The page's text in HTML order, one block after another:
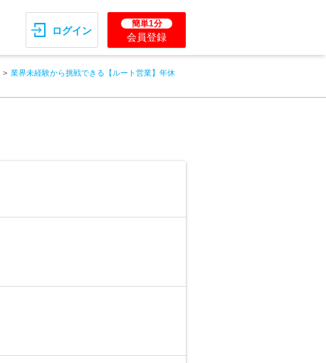
ログイン
簡単1分
会員登録
業界未経験から挑戦できる【ルート営業】年休